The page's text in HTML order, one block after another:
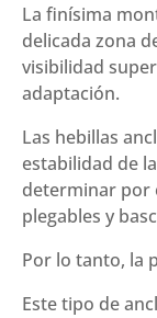
La finísima
delicada zona
visibilidad
adaptación.
Las hebillas
estabilidad de
determinar por
plegables y
Por lo tanto, la
Este tipo de